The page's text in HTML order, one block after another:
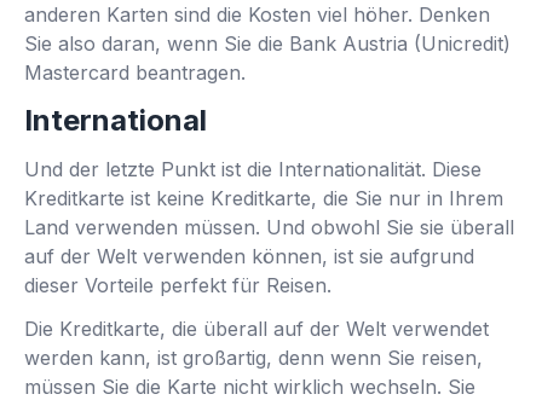
anderen Karten sind die Kosten viel höher. Denken
Sie also daran, wenn Sie die Bank Austria (Unicredit)
Mastercard beantragen.
International
Und der letzte Punkt ist die Internationalität. Diese
Kreditkarte ist keine Kreditkarte, die Sie nur in Ihrem
Land verwenden müssen. Und obwohl Sie sie überall
auf der Welt verwenden können, ist sie aufgrund
dieser Vorteile perfekt für Reisen.
Die Kreditkarte, die überall auf der Welt verwendet
werden kann, ist großartig, denn wenn Sie reisen,
müssen Sie die Karte nicht wirklich wechseln. Sie